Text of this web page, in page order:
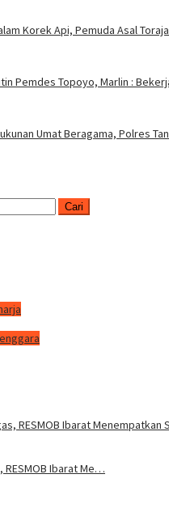
Korek Api, Pemuda Asal
Pemdes Topoyo, Marlin :
Umat Beragama, Polres
RESMOB Ibarat Me…